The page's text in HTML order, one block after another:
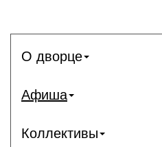
О дворце
Афиша
Коллективы